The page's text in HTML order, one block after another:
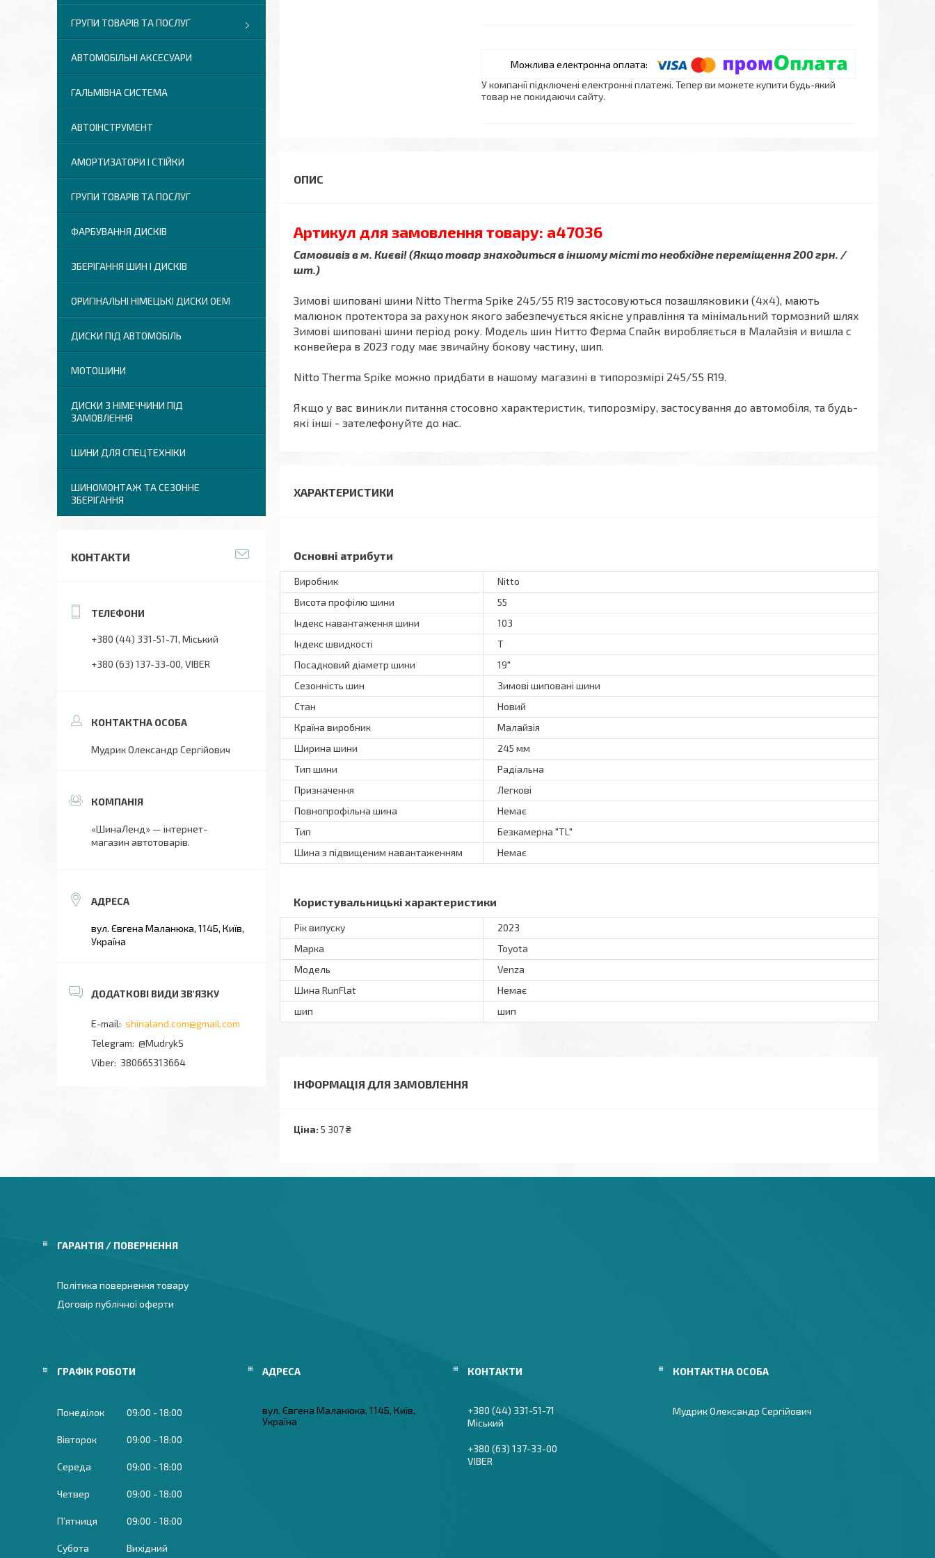
У компанії підключені електронні платежі. Тепер ви можете купити будь-який
товар не покидаючи сайту.
Артикул для замовлення товару: a47036
Самовивіз в м. Києві! (Якщо товар знаходиться в іншому місті то необхідне переміщення 200 грн. /
шт.)
Зимові шиповані шини Nitto Therma Spike 245/55 R19 застосовуються позашляковики (4х4), мають
малюнок протектора за рахунок якого забезпечується якісне управління та мінімальний тормозний шлях
Зимові шиповані шини період року. Модель шин Нитто Ферма Спайк виробляється в Малайзія и вишла с
конвейера в 2023 году має звичайну бокову частину, шип.
Nitto Therma Spike можно придбати в нашому магазині в типорозмірі 245/55 R19.
Якщо у вас виникли питання стосовно характеристик, типорозміру, застосування до автомобіля, та будь-
які інші - зателефонуйте до нас.
ХАРАКТЕРИСТИКИ
Основні атрибути
Виробник
Nitto
Висота профілю шини
55
Індекс навантаження шини
103
Індекс швидкості
T
Посадковий діаметр шини
19"
Сезонність шин
Зимові шиповані шини
Стан
Новий
Країна виробник
Малайзія
Ширина шини
245 мм
Тип шини
Радіальна
Призначення
Легкові
Повнопрофільна шина
Немає
Тип
Безкамерна "TL"
Шина з підвищеним навантаженням
Немає
Користувальницькі характеристики
Рік випуску
2023
Марка
Toyota
Мoдель
Venza
Шина RunFlat
Немає
шип
шип
ІНФОРМАЦІЯ ДЛЯ ЗАМОВЛЕННЯ
Ціна: 5 307 ₴
ГРУПИ ТОВАРІВ ТА ПОСЛУГ
АВТОМОБІЛЬНІ АКСЕСУАРИ
ГАЛЬМІВНА СИСТЕМА
АВТОІНСТРУМЕНТ
АМОРТИЗАТОРИ І СТІЙКИ
ГРУПИ ТОВАРІВ ТА ПОСЛУГ
ФАРБУВАННЯ ДИСКІВ
ЗБЕРІГАННЯ ШИН І ДИСКІВ
ОРИГІНАЛЬНІ НІМЕЦЬКІ ДИСКИ OEM
ДИСКИ ПІД АВТОМОБІЛЬ
МОТОШИНИ
ДИСКИ З НІМЕЧЧИНИ ПІД
ЗАМОВЛЕННЯ
ШИНИ ДЛЯ СПЕЦТЕХНІКИ
ШИНОМОНТАЖ ТА СЕЗОННЕ
ЗБЕРІГАННЯ
КОНТАКТИ
+380 (44) 331-51-71 Міський
+380 (63) 137-33-00 VIBER
Мудрик Олександр Сергійович
«ШинаЛенд» — інтернет-
магазин автотоварів.
вул. Євгена Маланюка, 114Б, Київ,
Україна
shinaland.com@gmail.com
@MudrykS
380665313664
ГАРАНТІЯ / ПОВЕРНЕННЯ
Політика повернення товару
Договір публічної оферти
ГРАФІК РОБОТИ
Понеділок 09:00 18:00
Вівторок 09:00 18:00
Середа 09:00 18:00
Четвер 09:00 18:00
Пʼятниця 09:00 18:00
Субота Вихідний
вул. Євгена Маланюка, 114Б, Київ,
Україна
+380 (44) 331-51-71
Міський
+380 (63) 137-33-00
VIBER
Мудрик Олександр Сергійович